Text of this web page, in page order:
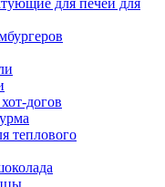
для печей для
догов
теплового